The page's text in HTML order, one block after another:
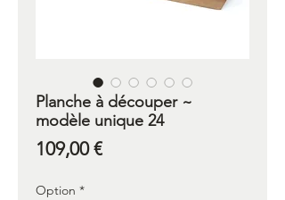
Planche à découper ~
modèle unique 24
109,00 €Prix
Option *